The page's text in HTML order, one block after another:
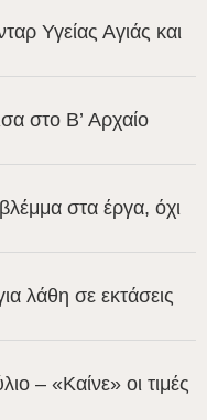
Υγείας Αγιάς και
στο B’ Αρχαίο
στα έργα, όχι
λάθη σε εκτάσεις
– «Καίνε» οι τιμές